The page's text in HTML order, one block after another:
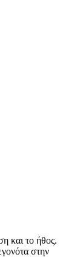
και το ήθος.
στην